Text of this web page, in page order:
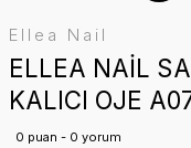
Ellea Nail
ELLEA NAİL
KALICI OJE
0 puan - 0 yorum